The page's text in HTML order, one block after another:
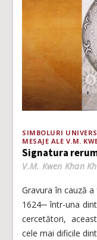
SIMBOLURI
MESAJE ALE V.M.
Signatura
V.M. Kwen Khan
Gravura în cauză
1624─ într-una
cercetători,
cele mai dificile